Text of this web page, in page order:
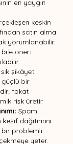
en yaygın
keskin
satın alma
yorumlanabilir.
öneri
şikâyet
güçlü bir
fakat
risk üretir.
Spam
dağıtımını
problemli
yeter.